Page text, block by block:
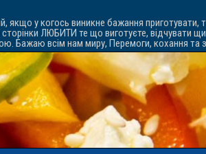
якщо у когось виникне бажання приготувати,
ЛЮБИТИ те що виготуєте, відчувати
Бажаю всім нам миру, Перемоги, кохання та